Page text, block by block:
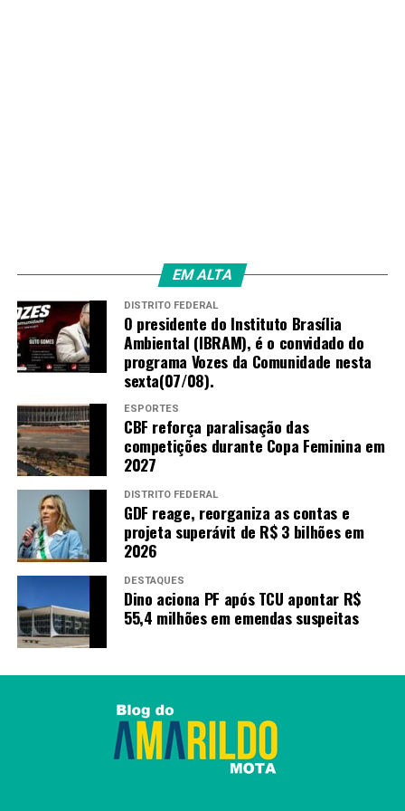
EM ALTA
DISTRITO FEDERAL
O presidente do Instituto Brasília
Ambiental (IBRAM), é o convidado do
programa Vozes da Comunidade nesta
sexta(07/08).
ESPORTES
CBF reforça paralisação das
competições durante Copa Feminina em
2027
DISTRITO FEDERAL
GDF reage, reorganiza as contas e
projeta superávit de R$ 3 bilhões em
2026
DESTAQUES
Dino aciona PF após TCU apontar R$
55,4 milhões em emendas suspeitas